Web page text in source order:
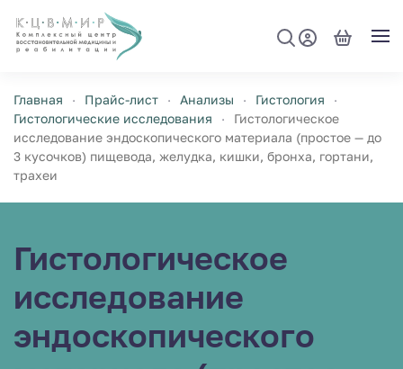
Перейти к содержимому
Главная Прайс-лист Анализы
Гистология
Гистологические исследования
Гистологическое
исследование эндоскопического материала (простое — до
3 кусочков) пищевода, желудка, кишки, бронха, гортани,
трахеи
Гистологическое
исследование
эндоскопического